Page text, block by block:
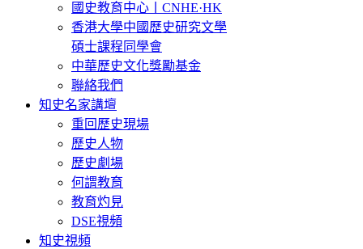
國史教育中心丨CNHE·HK
香港大學中國歷史研究文學
碩士課程同學會
中華歷史文化獎勵基金
聯絡我們
知史名家講壇
重回歷史現場
歷史人物
歷史劇場
何謂教育
教育灼見
DSE視頻
知史視頻